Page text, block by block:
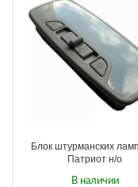
Блок штурманских
Патриот н/о
В наличии